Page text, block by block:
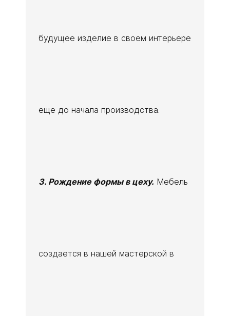
будущее изделие в своем интерьере
еще до начала производства.
3. Рождение формы в цеху. Мебель
создается в нашей мастерской в